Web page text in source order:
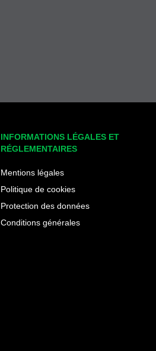
INFORMATIONS LÉGALES ET
RÉGLEMENTAIRES
Mentions légales
Politique de cookies
Protection des données
Conditions générales